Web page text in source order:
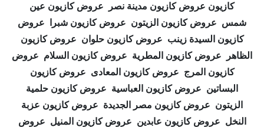
كازيون عروض كازيون مدينة نصر عروض كازيون عين
شمس عروض كازيون الزيتون عروض كازيون شبرا عروض
كازيون السيدة زينب عروض كازيون حلوان عروض كازيون
الظاهر عروض كازيون المطرية عروض كازيون السلام عروض
كازيون المرج عروض كازيون المعادى عروض كازيون
البساتين عروض كازيون العباسية عروض كازيون حلمية
الزيتون عروض كازيون مصر الجديدة عروض كازيون عزبة
النخل عروض كازيون عابدين عروض كازيون المنيل عروض